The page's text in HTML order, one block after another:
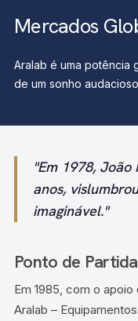
Mercados
Aralab é uma potência
de um sonho
"Em 1978, João
anos,
imaginável."
Ponto de Partida
Em 1985, com o
Aralab –